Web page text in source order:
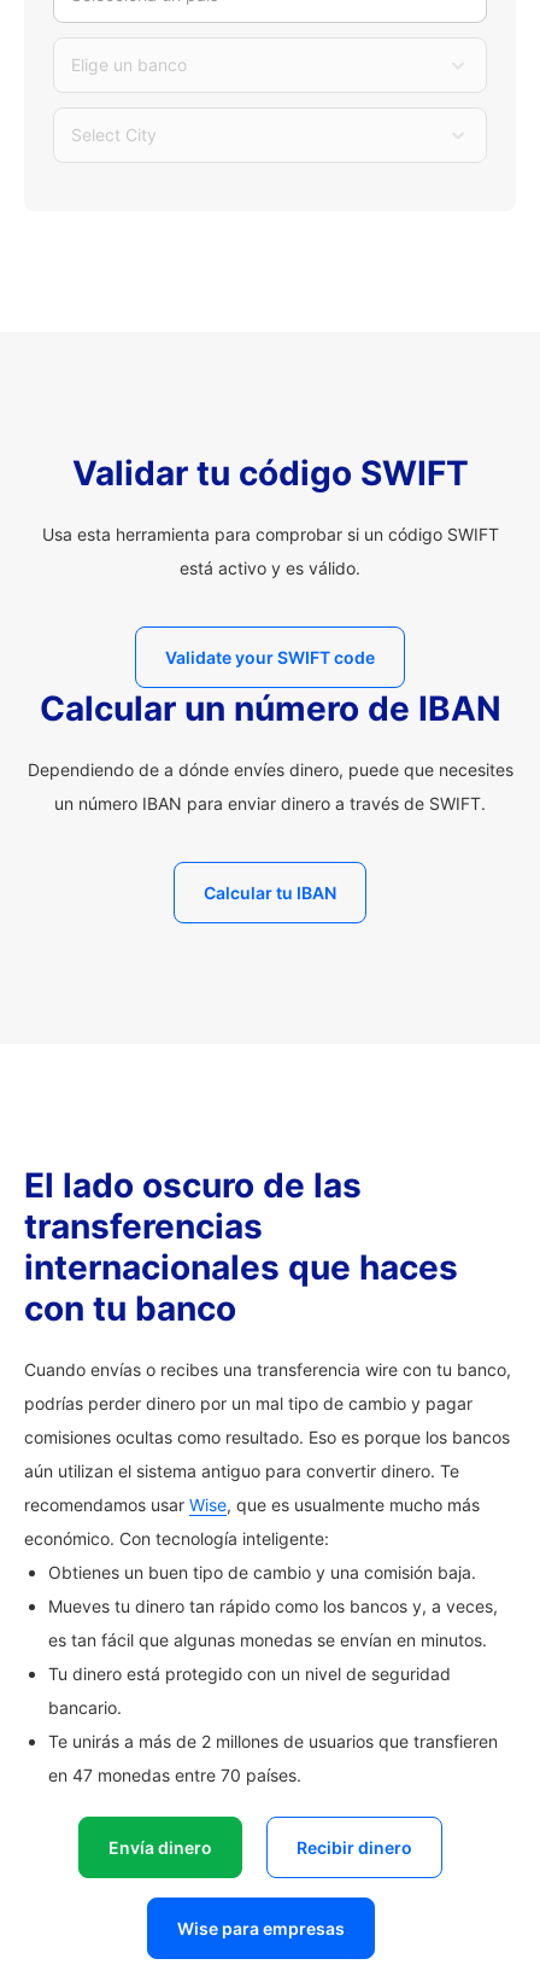
Elige un banco
Select City
Validar tu código SWIFT
Usa esta herramienta para comprobar si un código SWIFT
está activo y es válido.
Validate your SWIFT code
Calcular un número de IBAN
Dependiendo de a dónde envíes dinero, puede que necesites
un número IBAN para enviar dinero a través de SWIFT.
Calcular tu IBAN
El lado oscuro de las
transferencias
internacionales que haces
con tu banco
Cuando envías o recibes una transferencia wire con tu banco,
podrías perder dinero por un mal tipo de cambio y pagar
comisiones ocultas como resultado. Eso es porque los bancos
aún utilizan el sistema antiguo para convertir dinero. Te
recomendamos usar Wise, que es usualmente mucho más
económico. Con tecnología inteligente:
Obtienes un buen tipo de cambio y una comisión baja.
Mueves tu dinero tan rápido como los bancos y, a veces,
es tan fácil que algunas monedas se envían en minutos.
Tu dinero está protegido con un nivel de seguridad
bancario.
Te unirás a más de 2 millones de usuarios que transfieren
en 47 monedas entre 70 países.
Envía dinero Recibir dinero
Wise para empresas